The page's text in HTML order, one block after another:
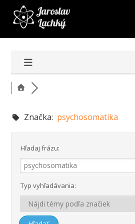
Značka: psychosomatika
Hľadaj frázu:
Typ vyhľadávania: